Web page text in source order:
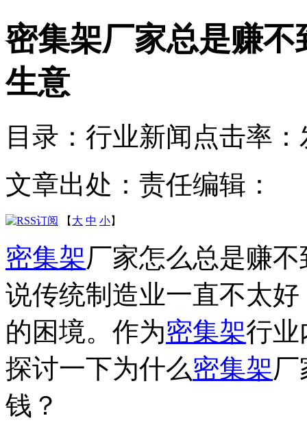
密集架厂家总是赚
生意
目录：行业新闻 点击率：
文章出处： 责任编辑：
【 大 中 小】
密集架厂家怎么总是赚
说传统制造业一直不太好
的困境。作为密集架行业
探讨一下为什么密集架
钱？